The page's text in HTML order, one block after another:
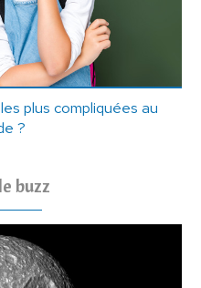
plus compliquées au
?
buzz